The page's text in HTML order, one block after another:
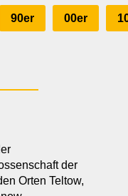
90er 00er
der
Orten Teltow,